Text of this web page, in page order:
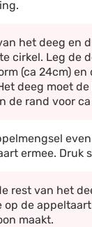
het deeg en
cirkel. Leg de
(ca 24cm) en
deeg moet
de rand voor
ermee. Druk
rest van het
op de
maakt.